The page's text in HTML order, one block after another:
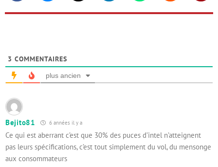
3 COMMENTAIRES
plus ancien
Bejito81 6 années il y a
Ce qui est aberrant c’est que 30% des puces d’intel n’atteignent
pas leurs spécifications, c’est tout simplement du vol, du mensonge
aux consommateurs